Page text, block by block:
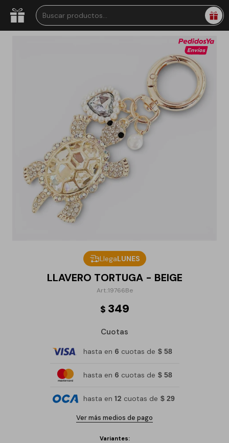
LlegaLUNES
LLAVERO TORTUGA - BEIGE
19766Be
$ 349
Cuotas
hasta en 6 cuotas de $ 58
hasta en 6 cuotas de $ 58
hasta en 12 cuotas de $ 29
Ver más medios de pago
Variantes: